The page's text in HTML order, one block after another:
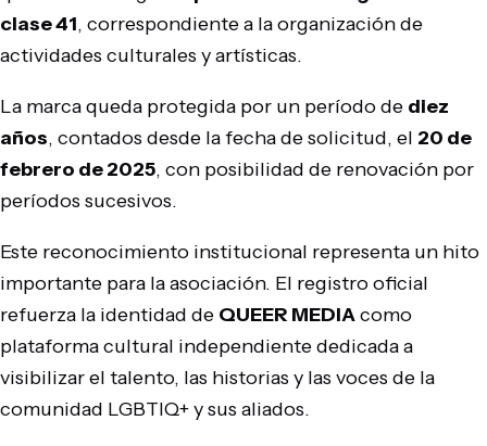
clase 41, correspondiente a la organización de
actividades culturales y artísticas.
La marca queda protegida por un período de diez
años, contados desde la fecha de solicitud, el 20 de
febrero de 2025, con posibilidad de renovación por
períodos sucesivos.
Este reconocimiento institucional representa un hito
importante para la asociación. El registro oficial
refuerza la identidad de QUEER MEDIAcomo
plataforma cultural independiente dedicada a
visibilizar el talento, las historias y las voces de la
comunidad LGBTIQ+ y sus aliados.